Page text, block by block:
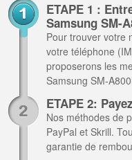
ETAPE 1 :
Samsung SM-
Pour trouver votre
votre téléphone
proposerons les
Samsung SM-
ETAPE 2:
Nos méthodes de
PayPal et Skrill.
garantie de